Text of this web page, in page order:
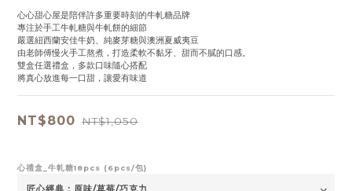
心心甜心屋是陪伴許多重要時刻的牛軋糖品牌
專注於手工牛軋糖與牛軋餅的細節
嚴選紐西蘭安佳牛奶、純麥芽糖與澳洲夏威夷豆
由老師傅慢火手工熬煮，打造柔軟不黏牙、甜而不膩的口感。
雙盒任選禮盒，多款口味隨心搭配
將真心放進每一口甜，讓愛有味道
NT$800 NT$1,050
心禮盒_牛軋糖18pcs (6pcs/包)